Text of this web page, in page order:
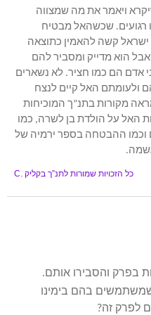
ויאמר את מה שמצווה
רגועים. שכשהאל מבטיח
ישראל קשה להאמין כתוצאה
הוא מדייק ומסביר להם
אדם הם כמו חציר. לא נשארים
ולעומתם האל קיים לנצח
מקורות בתנ”ך המוכיחות
האל על הולדת בן לשרה, כמו
ההבטחה בספר ירמיה של
כל הזכויות שמורות לתנ”ך בקליק C.
בפרק והסבירו אותם.
שמשתמשים בהם בימינו
לפרק זה?